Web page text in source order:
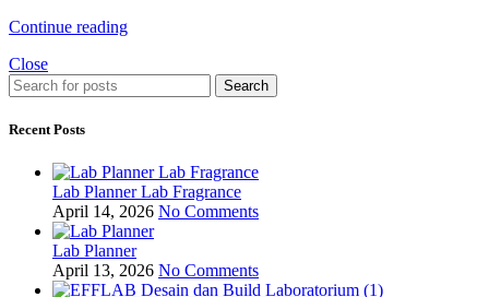
Continue reading
Close
Search
Recent Posts
Lab Planner Lab Fragrance
April 14, 2026 No Comments
Lab Planner
April 13, 2026 No Comments